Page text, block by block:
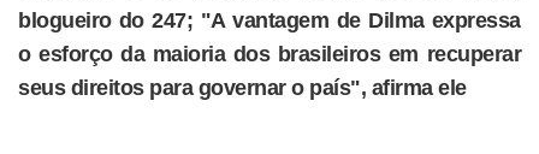
blogueiro do 247; "A vantagem de Dilma expressa
o esforço da maioria dos brasileiros em recuperar
seus direitos para governar o país", afirma ele